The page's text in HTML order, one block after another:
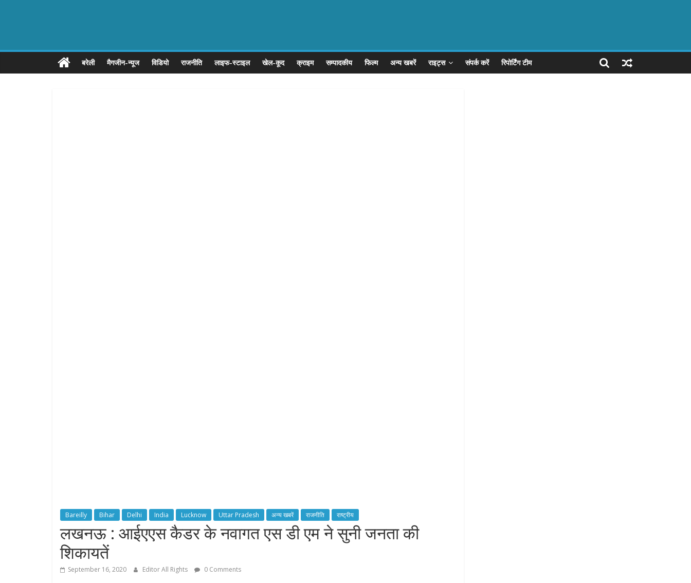
बरेली मैगजीन-न्यूज विडियो राजनीति लाइफ-स्टाइल खेल-कूद क्राइम सम्पादकीय फिल्म अन्य खबरें राइट्स संपर्क करें रिपोर्टिंग टीम
Bareilly Bihar Delhi India Lucknow Uttar Pradesh अन्य खबरें राजनीति राष्ट्रीय
लखनऊ : आईएएस कैडर के नवागत एस डी एम ने सुनी जनता की
शिकायतें
September 16, 2020 Editor All Rights 0 Comments